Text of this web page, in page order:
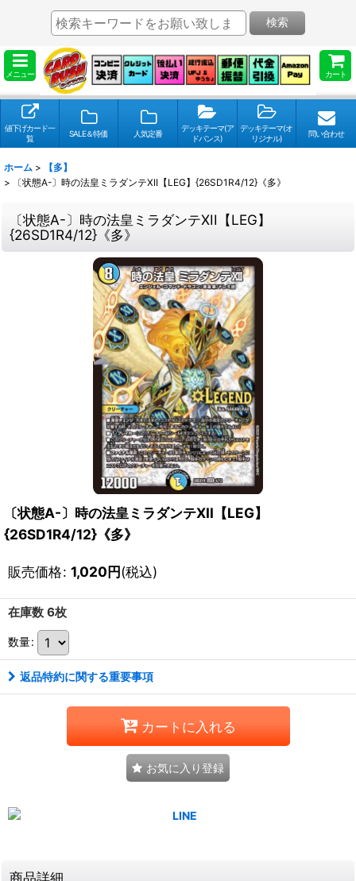
メニュー カート
検索
値下げカード一
覧
SALE＆特価 人気定番
デッキテーマ(ア
ドバンス)
デッキテーマ(オ
リジナル)
問い合わせ
ホーム >
【多】
>
〔状態A-〕時の法皇ミラダンテXII【LEG】{26SD1R4/12}《多》
〔状態A-〕時の法皇ミラダンテXII【LEG】
{26SD1R4/12}《多》
〔状態A-〕時の法皇ミラダンテXII【LEG】
{26SD1R4/12}《多》
販売価格: 1,020円(税込)
在庫数 6枚
数量:
返品特約に関する重要事項
カートに入れる
お気に入り登録